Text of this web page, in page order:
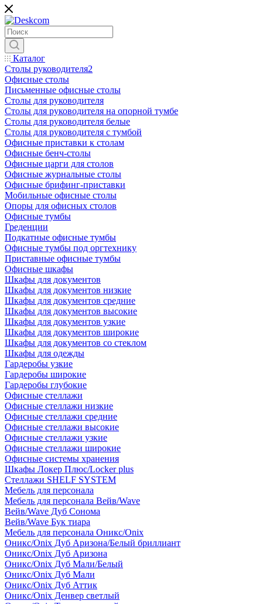
Каталог
Столы руководителя2
Офисные столы
Письменные офисные столы
Столы для руководителя
Столы для руководителя на опорной тумбе
Столы для руководителя белые
Столы для руководителя с тумбой
Офисные приставки к столам
Офисные бенч-столы
Офисные царги для столов
Офисные журнальные столы
Офисные брифинг-приставки
Мобильные офисные столы
Опоры для офисных столов
Офисные тумбы
Греденции
Подкатные офисные тумбы
Офисные тумбы под оргтехнику
Приставные офисные тумбы
Офисные шкафы
Шкафы для документов
Шкафы для документов низкие
Шкафы для документов средние
Шкафы для документов высокие
Шкафы для документов узкие
Шкафы для документов широкие
Шкафы для документов со стеклом
Шкафы для одежды
Гардеробы узкие
Гардеробы широкие
Гардеробы глубокие
Офисные стеллажи
Офисные стеллажи низкие
Офисные стеллажи средние
Офисные стеллажи высокие
Офисные стеллажи узкие
Офисные стеллажи широкие
Офисные системы хранения
Шкафы Локер Плюс/Locker plus
Стеллажи SHELF SYSTEM
Мебель для персонала
Мебель для персонала Вейв/Wave
Вейв/Wave Дуб Сонома
Вейв/Wave Бук тиара
Мебель для персонала Оникс/Onix
Оникс/Onix Дуб Аризона/Белый бриллиант
Оникс/Onix Дуб Аризона
Оникс/Onix Дуб Мали/Белый
Оникс/Onix Дуб Мали
Оникс/Onix Дуб Аттик
Оникс/Onix Денвер светлый